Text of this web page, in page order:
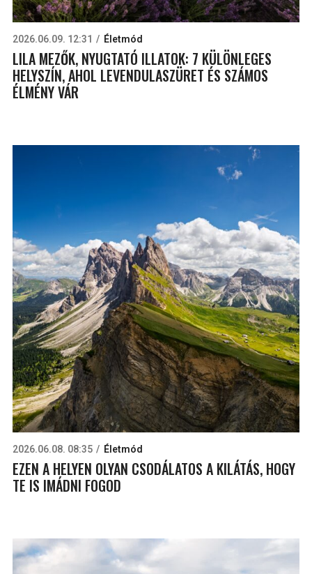
2026.06.09. 12:31 Életmód
LILA MEZŐK, NYUGTATÓ ILLATOK: 7 KÜLÖNLEGES
HELYSZÍN, AHOL LEVENDULASZÜRET ÉS SZÁMOS
ÉLMÉNY VÁR
2026.06.08. 08:35 Életmód
EZEN A HELYEN OLYAN CSODÁLATOS A KILÁTÁS, HOGY
TE IS IMÁDNI FOGOD